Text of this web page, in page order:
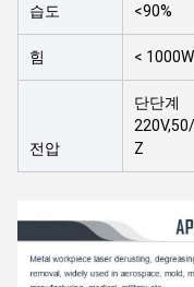
습도 <90%
힘 < 1000W
전압
단단계
Z